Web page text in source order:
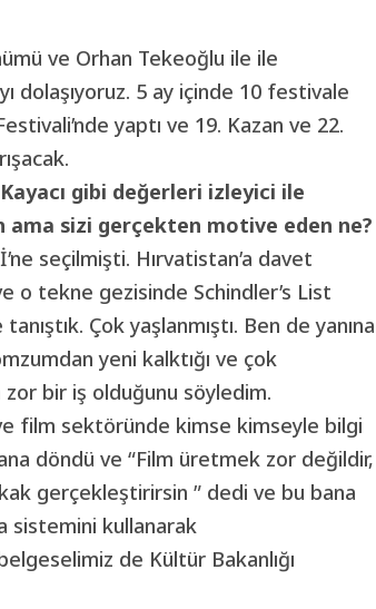
ve Orhan Tekeoğlu ile ile
dolaşıyoruz. 5 ay içinde 10 festivale
yaptı ve 19. Kazan ve 22.
gibi değerleri izleyici ile
ama sizi gerçekten motive eden ne?
seçilmişti. Hırvatistan’a davet
o tekne gezisinde Schindler’s List
Çok yaşlanmıştı. Ben de yanına
yeni kalktığı ve çok
bir iş olduğunu söyledim.
film sektöründe kimse kimseyle bilgi
döndü ve “Film üretmek zor değildir,
gerçekleştirirsin ” dedi ve bu bana
sistemini kullanarak
de Kültür Bakanlığı